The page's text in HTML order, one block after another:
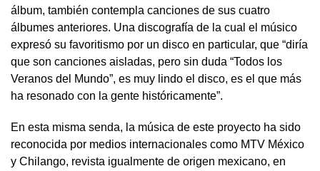
álbum, también contempla canciones de sus cuatro
álbumes anteriores. Una discografía de la cual el músico
expresó su favoritismo por un disco en particular, que “diría
que son canciones aisladas, pero sin duda “Todos los
Veranos del Mundo”, es muy lindo el disco, es el que más
ha resonado con la gente históricamente”.
En esta misma senda, la música de este proyecto ha sido
reconocida por medios internacionales como MTV México
y Chilango, revista igualmente de origen mexicano, en